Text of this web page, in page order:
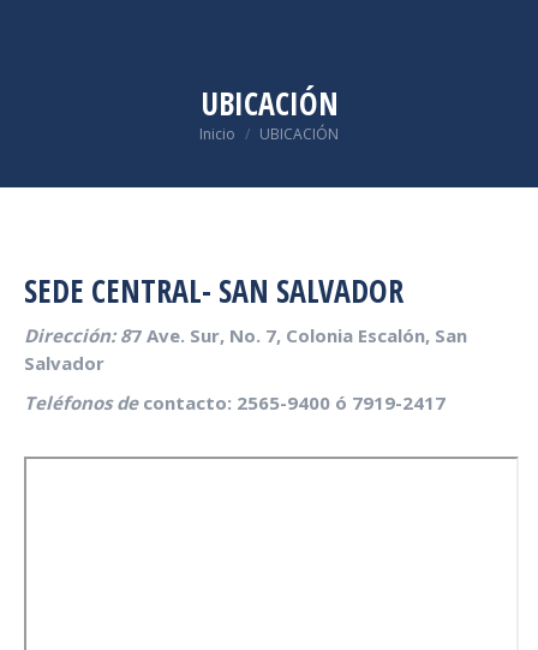
UBICACIÓN
Estás aquí:
Inicio UBICACIÓN
SEDE CENTRAL- SAN SALVADOR
Dirección: 87 Ave. Sur, No. 7, Colonia Escalón, San
Salvador
Teléfonos decontacto: 2565-9400 ó 7919-2417